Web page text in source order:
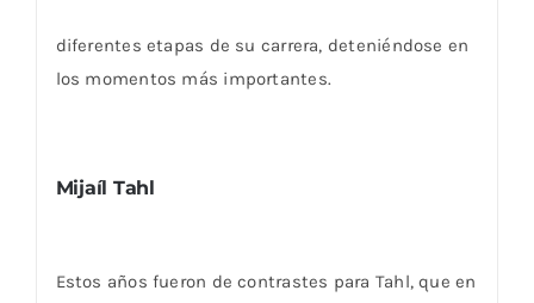
diferentes etapas de su carrera, deteniéndose en
los momentos más importantes.
Mijaíl Tahl
Estos años fueron de contrastes para Tahl, que en